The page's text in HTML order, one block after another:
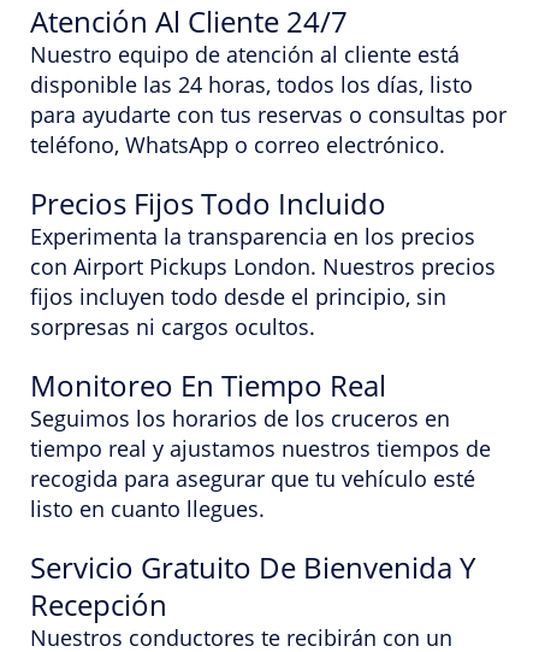
Atención Al Cliente 24/7
Nuestro equipo de atención al cliente está
disponible las 24 horas, todos los días, listo
para ayudarte con tus reservas o consultas por
teléfono, WhatsApp o correo electrónico.
Precios Fijos Todo Incluido
Experimenta la transparencia en los precios
con Airport Pickups London. Nuestros precios
fijos incluyen todo desde el principio, sin
sorpresas ni cargos ocultos.
Monitoreo En Tiempo Real
Seguimos los horarios de los cruceros en
tiempo real y ajustamos nuestros tiempos de
recogida para asegurar que tu vehículo esté
listo en cuanto llegues.
Servicio Gratuito De Bienvenida Y
Recepción
Nuestros conductores te recibirán con un